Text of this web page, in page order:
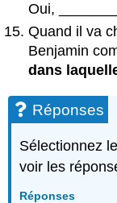
Oui,
Quand il va
Benjamin
dans
Réponses
Sélectionnez
voir les
Réponses